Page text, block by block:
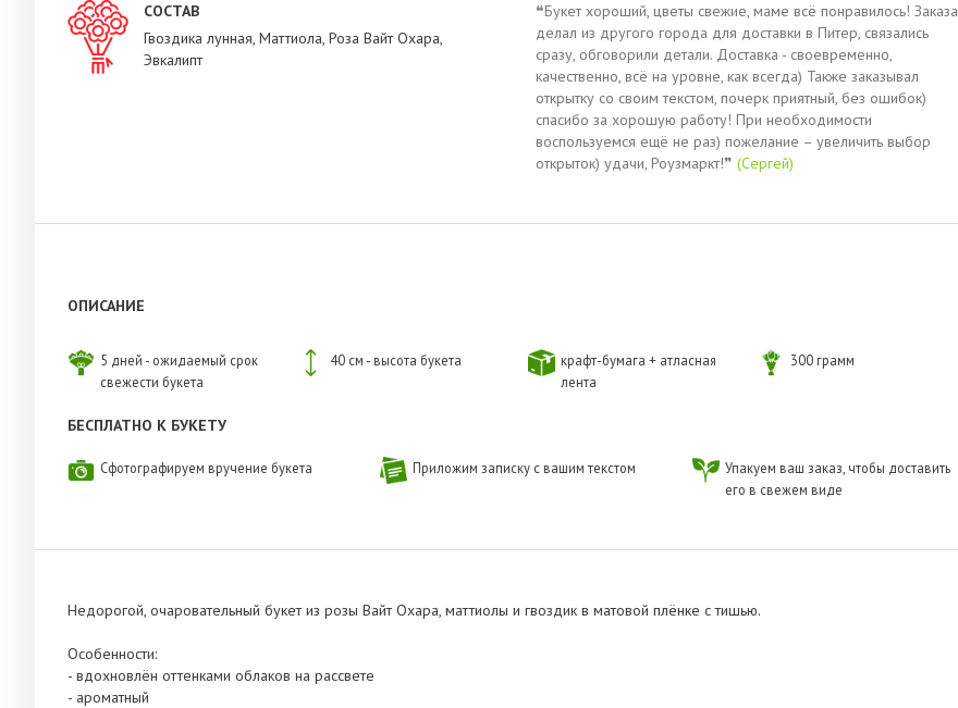
СОСТАВ
Гвоздика лунная, Маттиола, Роза Вайт Охара,
Эвкалипт
❝Букет хороший, цветы свежие, маме всё понравилось! Заказа
делал из другого города для доставки в Питер, связались
сразу, обговорили детали. Доставка - своевременно,
качественно, всё на уровне, как всегда) Также заказывал
открытку со своим текстом, почерк приятный, без ошибок)
спасибо за хорошую работу! При необходимости
воспользуемся ещё не раз) пожелание – увеличить выбор
открыток) удачи, Роузмаркт!❞(Сергей)
ОПИСАНИЕ
5 дней - ожидаемый срок
свежести букета
40 см - высота букета
крафт-бумага + атласная
лента
300 грамм
БЕСПЛАТНО К БУКЕТУ
Сфотографируем вручение букета Приложим записку с вашим текстом
Упакуем ваш заказ, чтобы доставить
его в свежем виде
Недорогой, очаровательный букет из розы Вайт Охара, маттиолы и гвоздик в матовой плёнке с тишью.
Особенности:
- вдохновлён оттенками облаков на рассвете
- ароматный